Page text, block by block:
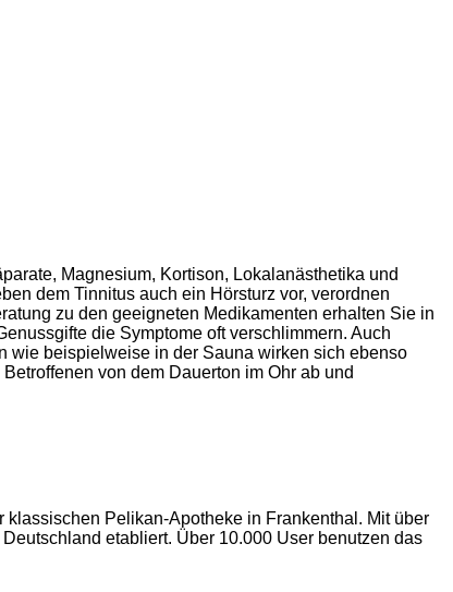
Magnesium, Kortison, Lokalanästhetika und
dem Tinnitus auch ein Hörsturz vor, verordnen
zu den geeigneten Medikamenten erhalten Sie in
die Symptome oft verschlimmern. Auch
wie beispielweise in der Sauna wirken sich ebenso
von dem Dauerton im Ohr ab und
Pelikan-Apotheke in Frankenthal. Mit über
etabliert. Über 10.000 User benutzen das